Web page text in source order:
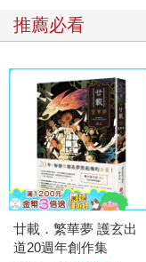
推薦必看
廿載．繁華夢 護玄出
道20週年創作集